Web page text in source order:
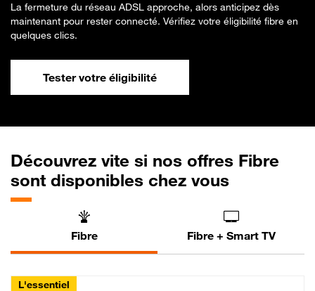
La fermeture du réseau ADSL approche, alors anticipez dès
maintenant pour rester connecté. Vérifiez votre éligibilité fibre en
quelques clics.
Tester votre éligibilité
Découvrez vite si nos offres Fibre
sont disponibles chez vous
Fibre Fibre + Smart TV
L'essentiel